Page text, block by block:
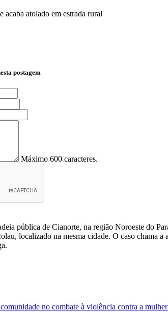
postagem
Máximo 600 caracteres.
pública de Cianorte, na região Noroeste do
localizado na mesma cidade. O caso chama
no combate à violência contra a